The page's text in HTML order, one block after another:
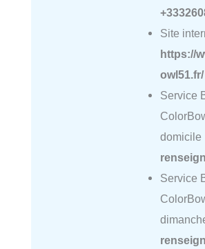
Site
https://
owl51.fr/
Service
domicile
Service